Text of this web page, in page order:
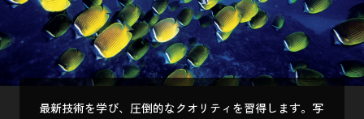
最新技術を学び、圧倒的なクオリティを習得します。写